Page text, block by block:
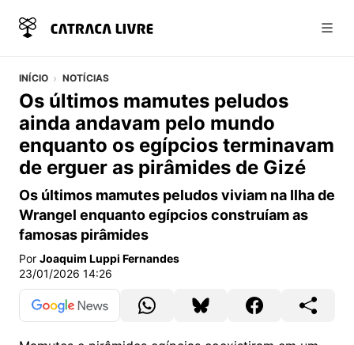
INÍCIO NOTÍCIAS
Os últimos mamutes peludos
ainda andavam pelo mundo
enquanto os egípcios terminavam
de erguer as pirâmides de Gizé
Os últimos mamutes peludos viviam na Ilha de
Wrangel enquanto egípcios construíam as
famosas pirâmides
Por Joaquim Luppi Fernandes
23/01/2026 14:26